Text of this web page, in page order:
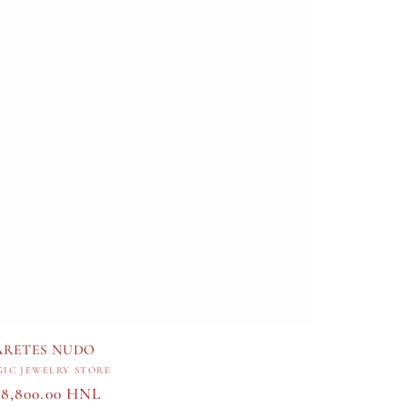
NUDO
Proveedor:
JEWELRY STORE
HNL